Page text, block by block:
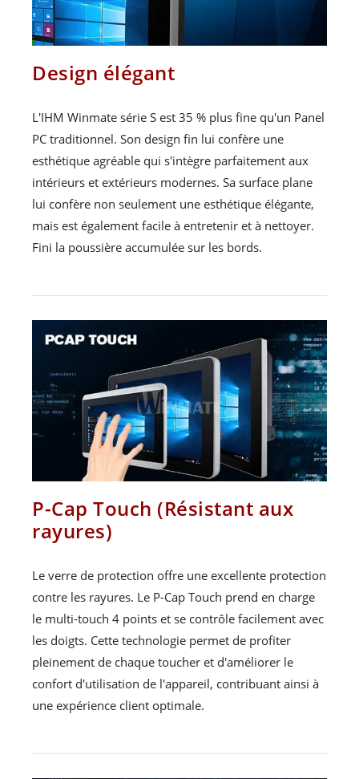
Design élégant
L'IHM Winmate série S est 35 % plus fine qu'un Panel
PC traditionnel. Son design fin lui confère une
esthétique agréable qui s'intègre parfaitement aux
intérieurs et extérieurs modernes. Sa surface plane
lui confère non seulement une esthétique élégante,
mais est également facile à entretenir et à nettoyer.
Fini la poussière accumulée sur les bords.
P-Cap Touch (Résistant aux
rayures)
Le verre de protection offre une excellente protection
contre les rayures. Le P-Cap Touch prend en charge
le multi-touch 4 points et se contrôle facilement avec
les doigts. Cette technologie permet de profiter
pleinement de chaque toucher et d'améliorer le
confort d'utilisation de l'appareil, contribuant ainsi à
une expérience client optimale.